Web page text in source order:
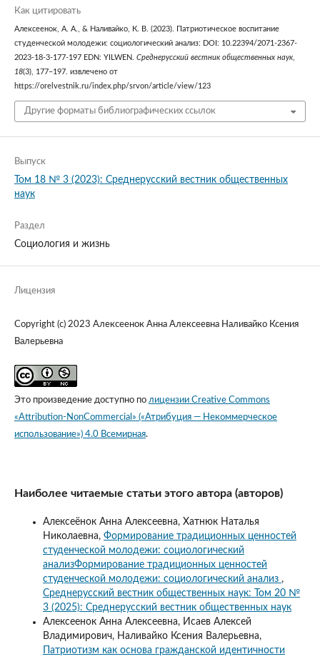
Как цитировать
Алексеенок, А. А., & Наливайко, К. В. (2023). Патриотическое воспитание
студенческой молодежи: социологический анализ: DOI: 10.22394/2071-2367-
2023-18-3-177-197 EDN: YILWEN. Среднерусский вестник общественных наук,
18(3), 177–197. извлечено от
https://orelvestnik.ru/index.php/srvon/article/view/123
Другие форматы библиографических ссылок
Выпуск
Том 18 № 3 (2023): Среднерусский вестник общественных
наук
Раздел
Социология и жизнь
Лицензия
Copyright (c) 2023 Алексеенок Анна Алексеевна Наливайко Ксения
Валерьевна
Это произведение доступно по лицензии Creative Commons
«Attribution-NonCommercial» («Атрибуция — Некоммерческое
использование») 4.0 Всемирная.
Наиболее читаемые статьи этого автора (авторов)
Алексеёнок Анна Алексеевна, Хатнюк Наталья
Николаевна, Формирование традиционных ценностей
студенческой молодежи: социологический
анализФормирование традиционных ценностей
студенческой молодежи: социологический анализ ,
Среднерусский вестник общественных наук: Том 20 №
3 (2025): Среднерусский вестник общественных наук
Алексеенок Анна Алексеевна, Исаев Алексей
Владимирович, Наливайко Ксения Валерьевна,
Патриотизм как основа гражданской идентичности